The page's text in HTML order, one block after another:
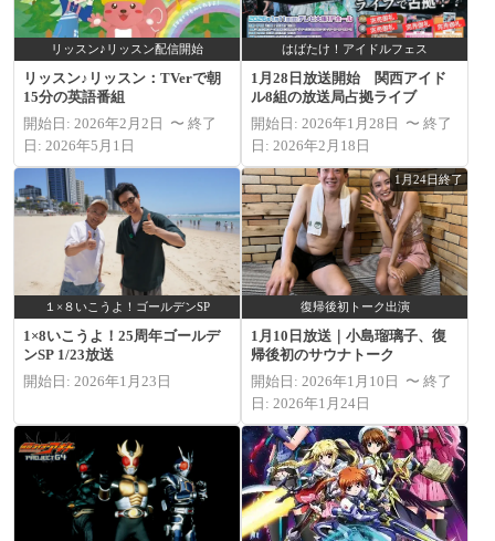
リッスン♪リッスン配信開始
リッスン♪リッスン：TVerで朝
15分の英語番組
開始日: 2026年2月2日 〜 終了
日: 2026年5月1日
はばたけ！アイドルフェス
1月28日放送開始 関西アイド
ル8組の放送局占拠ライブ
開始日: 2026年1月28日 〜 終了
日: 2026年2月18日
１×８いこうよ！ゴールデンSP
1×8いこうよ！25周年ゴールデ
ンSP 1/23放送
開始日: 2026年1月23日
1月24日終了
復帰後初トーク出演
1月10日放送｜小島瑠璃子、復
帰後初のサウナトーク
開始日: 2026年1月10日 〜 終了
日: 2026年1月24日